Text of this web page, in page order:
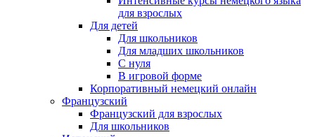
для взрослых
Для детей
Для школьников
Для младших школьников
С нуля
В игровой форме
Корпоративный немецкий онлайн
Французский
Французский для взрослых
Для школьников